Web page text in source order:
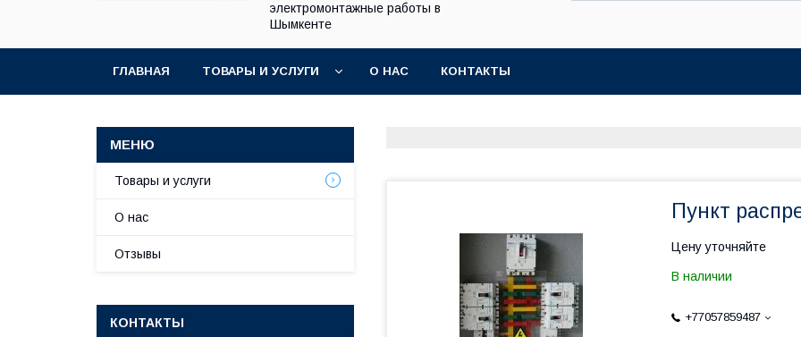
электромонтажные работы в
Шымкенте
ГЛАВНАЯ ТОВАРЫ И УСЛУГИ О НАС КОНТАКТЫ
Пункт
Цену уточняйте
В наличии
+77057859487
Товары и услуги
О нас
Отзывы
КОНТАКТЫ